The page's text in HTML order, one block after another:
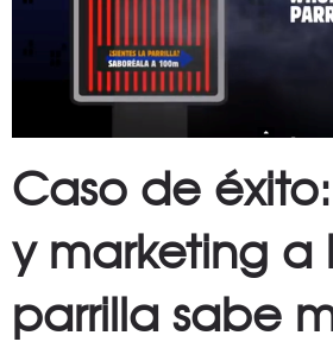
Caso de
y marketing a
parrilla sabe